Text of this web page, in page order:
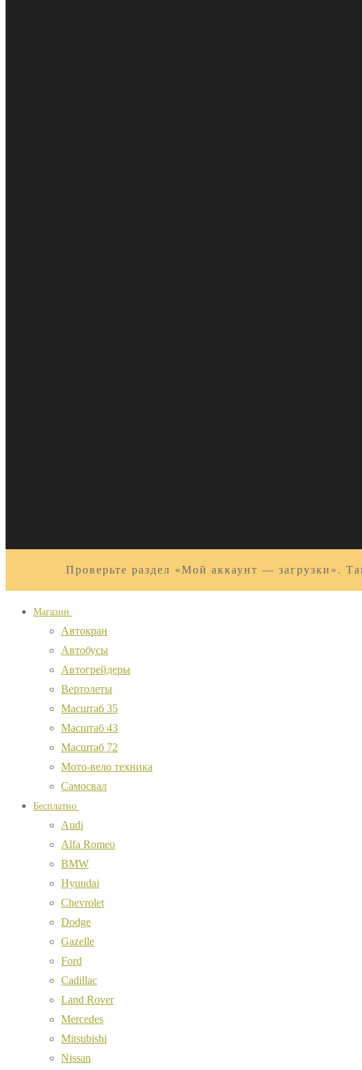
Проверьте раздел «Мой аккаунт — загрузки».
Магазин
Автокран
Автобусы
Автогрейдеры
Вертолеты
Масштаб 35
Масштаб 43
Масштаб 72
Мото-вело техника
Самосвал
Бесплатно
Audi
Alfa Romeo
BMW
Hyundai
Chevrolet
Dodge
Gazelle
Ford
Cadillac
Land Rover
Mercedes
Mitsubishi
Nissan